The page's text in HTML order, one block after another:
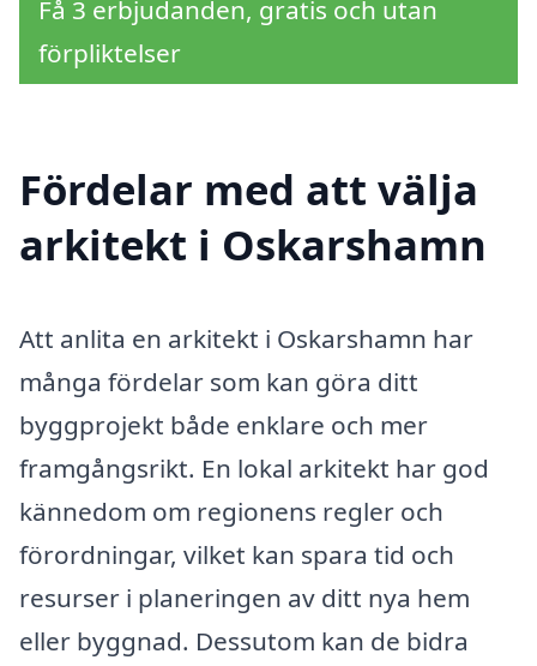
Få 3 erbjudanden, gratis och utan
förpliktelser
Fördelar med att välja
arkitekt i Oskarshamn
Att anlita en arkitekt i Oskarshamn har
många fördelar som kan göra ditt
byggprojekt både enklare och mer
framgångsrikt. En lokal arkitekt har god
kännedom om regionens regler och
förordningar, vilket kan spara tid och
resurser i planeringen av ditt nya hem
eller byggnad. Dessutom kan de bidra